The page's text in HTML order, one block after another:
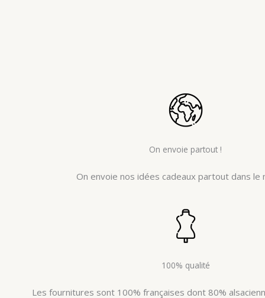
On envoie partout !
On envoie nos idées cadeaux partout dans le
100% qualité
Les fournitures sont 100% françaises dont 80%